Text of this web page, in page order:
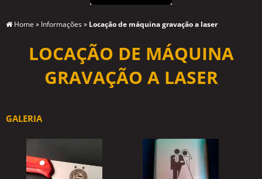
Home » Informações » Locação de máquina gravação a laser
LOCAÇÃO DE MÁQUINA
GRAVAÇÃO A LASER
GALERIA